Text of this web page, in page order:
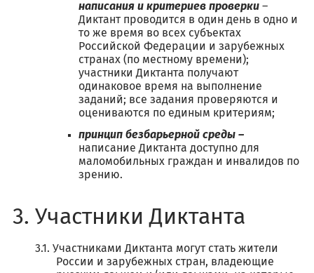
написания и критериев проверки –
Диктант проводится в один день в одно и
то же время во всех субъектах
Российской Федерации и зарубежных
странах (по местному времени);
участники Диктанта получают
одинаковое время на выполнение
заданий; все задания проверяются и
оцениваются по единым критериям;
принцип безбарьерной среды –
написание Диктанта доступно для
маломобильных граждан и инвалидов по
зрению.
Участники Диктанта
Участниками Диктанта могут стать жители
России и зарубежных стран, владеющие